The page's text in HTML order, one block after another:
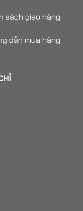
sách giao hàng
dẫn mua hàng